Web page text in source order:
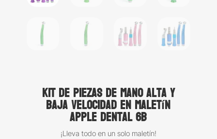
Kit de piezas de mano alta y
baja velocidad en maletín
Apple Dental 6B
¡Lleva todo en un solo maletín!